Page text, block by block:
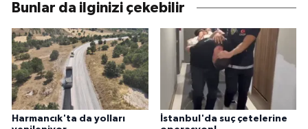
Bunlar da ilginizi çekebilir
Harmancık'ta da yolları
İstanbul'da suç çetelerine